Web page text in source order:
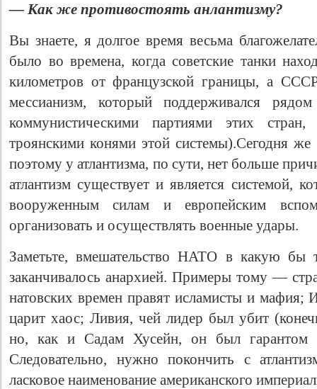
— Как же противостоять анлантизму?
Вы знаете, я долгое время весьма
было во времена, когда советские танки
километров от французской границы, а
мессианизм, который поддерживался
коммунистическими партиями этих
троянскими конями этой системы).Сегодня же
поэтому у атлантизма, по сути, нет больше
атлантизм существует и является системой,
вооруженным силам и европейским
организовать и осуществлять военные удары.
Заметьте, вмешательство НАТО в какую бы
заканчивалось анархией. Примеры тому —
натовских времен правят исламисты и мафия;
царит хаос; Ливия, чей лидер был убит
но, как и Садам Хусейн, он был гарантом
Следовательно, нужно покончить с
ласковое наименование американского